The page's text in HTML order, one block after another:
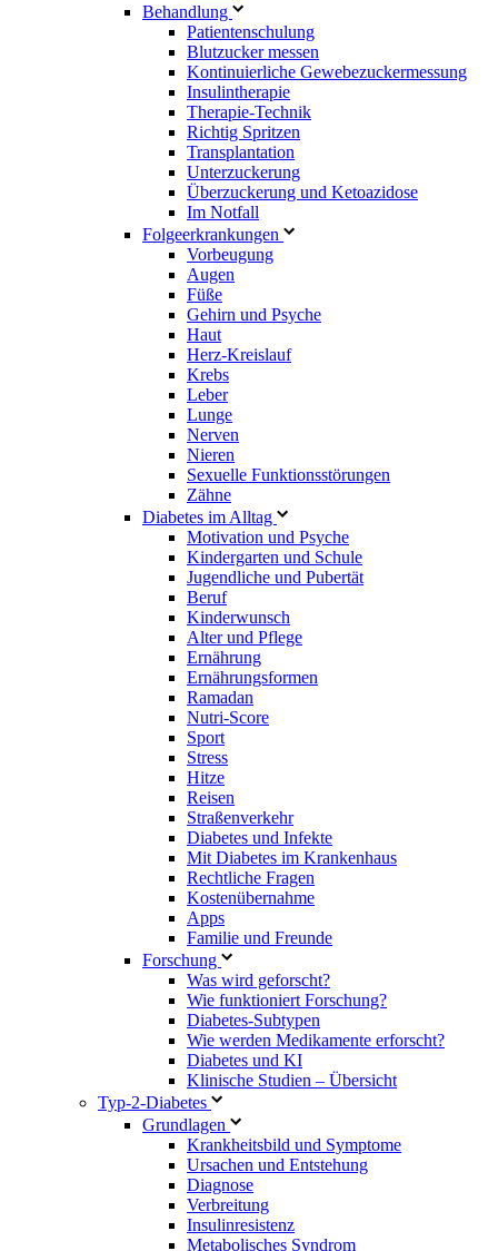
Behandlung
Patientenschulung
Blutzucker messen
Kontinuierliche Gewebezuckermessung
Insulintherapie
Therapie-Technik
Richtig Spritzen
Transplantation
Unterzuckerung
Überzuckerung und Ketoazidose
Im Notfall
Folgeerkrankungen
Vorbeugung
Augen
Füße
Gehirn und Psyche
Haut
Herz-Kreislauf
Krebs
Leber
Lunge
Nerven
Nieren
Sexuelle Funktionsstörungen
Zähne
Diabetes im Alltag
Motivation und Psyche
Kindergarten und Schule
Jugendliche und Pubertät
Beruf
Kinderwunsch
Alter und Pflege
Ernährung
Ernährungsformen
Ramadan
Nutri-Score
Sport
Stress
Hitze
Reisen
Straßenverkehr
Diabetes und Infekte
Mit Diabetes im Krankenhaus
Rechtliche Fragen
Kostenübernahme
Apps
Familie und Freunde
Forschung
Was wird geforscht?
Wie funktioniert Forschung?
Diabetes-Subtypen
Wie werden Medikamente erforscht?
Diabetes und KI
Klinische Studien – Übersicht
Typ-2-Diabetes
Grundlagen
Krankheitsbild und Symptome
Ursachen und Entstehung
Diagnose
Verbreitung
Insulinresistenz
Metabolisches Syndrom